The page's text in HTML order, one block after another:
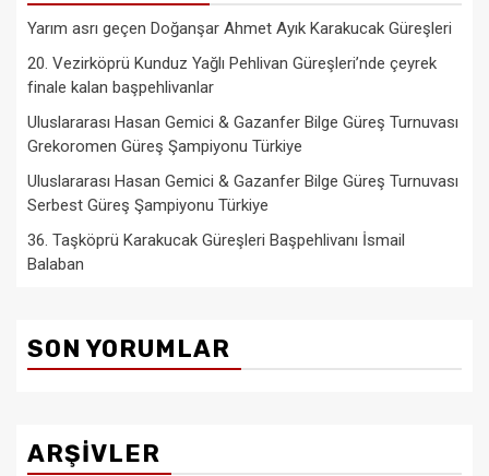
Yarım asrı geçen Doğanşar Ahmet Ayık Karakucak Güreşleri
20. Vezirköprü Kunduz Yağlı Pehlivan Güreşleri’nde çeyrek
finale kalan başpehlivanlar
Uluslararası Hasan Gemici & Gazanfer Bilge Güreş Turnuvası
Grekoromen Güreş Şampiyonu Türkiye
Uluslararası Hasan Gemici & Gazanfer Bilge Güreş Turnuvası
Serbest Güreş Şampiyonu Türkiye
36. Taşköprü Karakucak Güreşleri Başpehlivanı İsmail
Balaban
SON YORUMLAR
ARŞIVLER